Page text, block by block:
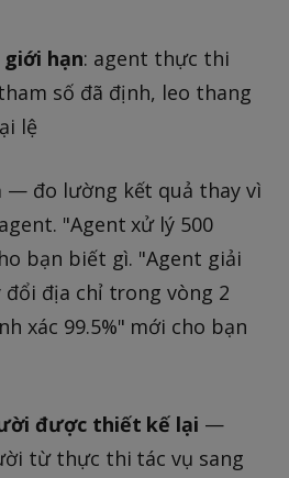
hạn: agent thực thi
số đã định, leo thang
lệ
— đo lường kết quả thay vì
"Agent xử lý 500
bạn biết gì. "Agent giải
đổi địa chỉ trong vòng 2
xác 99.5%" mới cho bạn
được thiết kế lại —
từ thực thi tác vụ sang